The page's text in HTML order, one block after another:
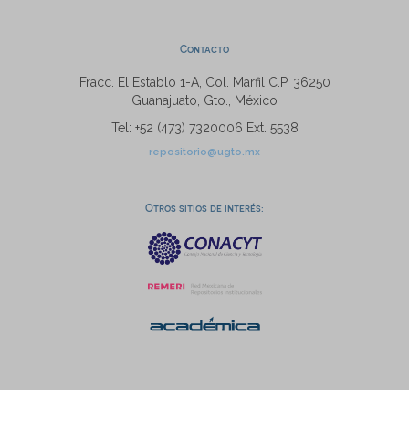
Contacto
Fracc. El Establo 1-A, Col. Marfil C.P. 36250
Guanajuato, Gto., México
Tel: +52 (473) 7320006 Ext. 5538
repositorio@ugto.mx
Otros sitios de interés: